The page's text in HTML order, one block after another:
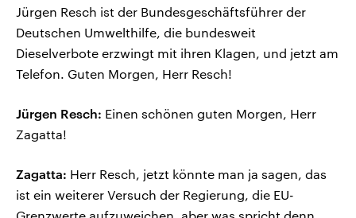
Jürgen Resch ist der Bundesgeschäftsführer der
Deutschen Umwelthilfe, die bundesweit
Dieselverbote erzwingt mit ihren Klagen, und jetzt am
Telefon. Guten Morgen, Herr Resch!
Jürgen Resch: Einen schönen guten Morgen, Herr
Zagatta!
Zagatta: Herr Resch, jetzt könnte man ja sagen, das
ist ein weiterer Versuch der Regierung, die EU-